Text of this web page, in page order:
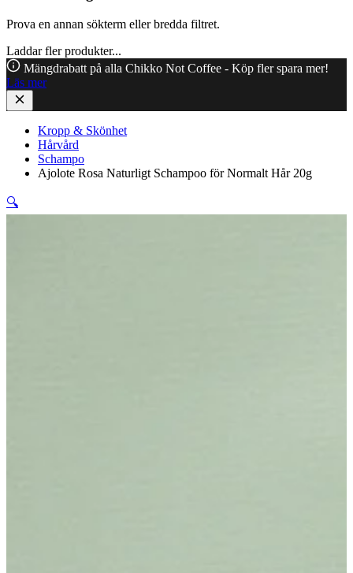
Prova en annan sökterm eller bredda filtret.
Laddar fler produkter...
Mängdrabatt på alla Chikko Not Coffee - Köp fler spara mer!
Läs mer
Kropp & Skönhet
Hårvård
Schampo
Ajolote Rosa Naturligt Schampoo för Normalt Hår 20g
🔍